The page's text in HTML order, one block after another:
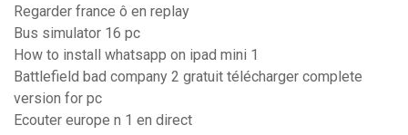
Regarder france ô en replay
Bus simulator 16 pc
How to install whatsapp on ipad mini 1
Battlefield bad company 2 gratuit télécharger complete
version for pc
Ecouter europe n 1 en direct